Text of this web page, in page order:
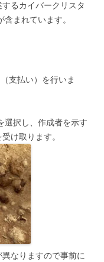
るカイバークリスタ
まれています。
支払い）を行いま
選択し、作成者を示す
け取ります。
なりますので事前に